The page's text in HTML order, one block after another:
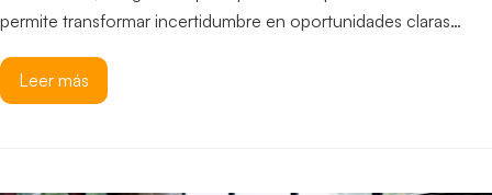
permite transformar incertidumbre en oportunidades claras…
Leer más